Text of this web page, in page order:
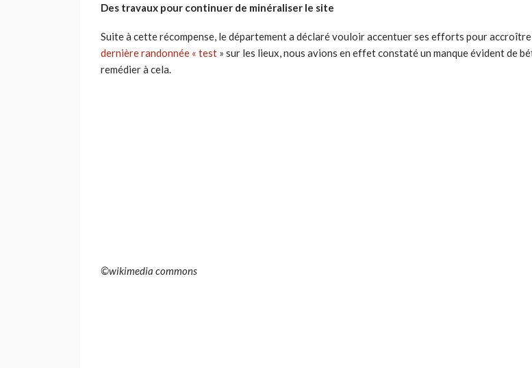
Des travaux pour continuer de minéraliser le site
Suite à cette récompense, le département a déclaré vouloir accentuer ses efforts pour
dernière randonnée « test » sur les lieux, nous avions en effet constaté un manque évident de
remédier à cela.
©wikimedia commons